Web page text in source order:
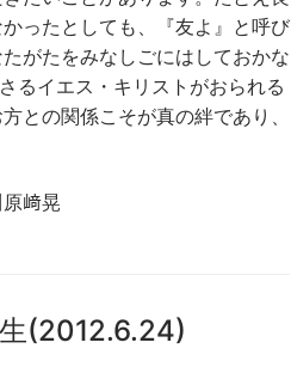
ったとしても、『友よ』と呼び
がたをみなしごにはしておかな
るイエス・キリストがおられる
との関係こそが真の絆であり、
﨑晃
(2012.6.24)